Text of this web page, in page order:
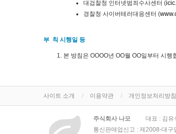
대검찰청 인터넷범죄수사센터 (
경찰청 사이버테러대응센터 (
부 칙 시행일 등
본 방침은 OOOO년 OO월 OO일부터 시행
사이트 소개 이용약관 개인정보처리방침
주식회사 나모 대표 : 김유
통신판매업신고 : 제2008-대구